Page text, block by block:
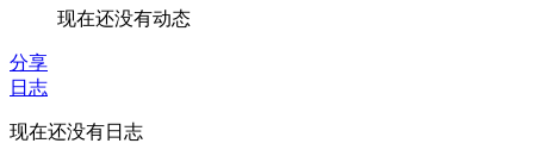
现在还没有动态
分享
日志
现在还没有日志